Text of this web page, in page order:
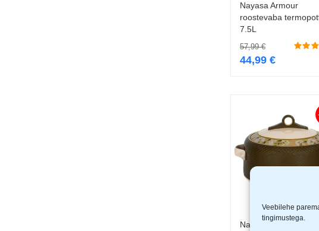
Veebilehe
tingimustega.
Lisa korvi
Nayasa Armour
roostevaba
7.5L
57,99€
44,99 €
Nayasa Coral